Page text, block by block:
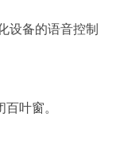
设备的语音控制
叶窗。